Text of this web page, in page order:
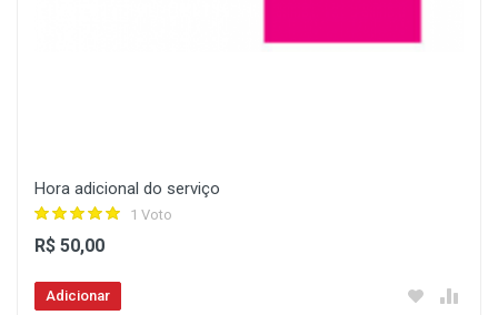
Hora adicional do serviço
1 Voto
R$ 50,00
Adicionar